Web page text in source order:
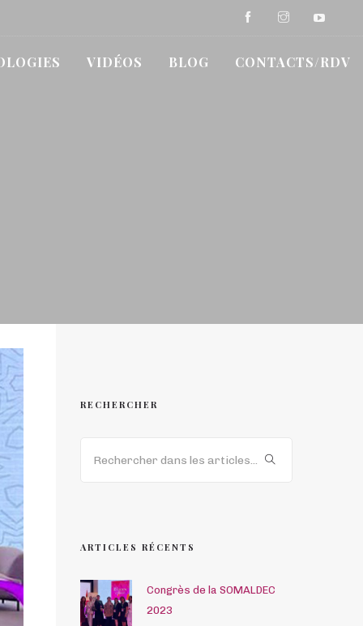
VIDÉOS BLOG CONTACTS/RDV
RECHERCHER
ARTICLES RÉCENTS
Congrès de la SOMALDEC
2023